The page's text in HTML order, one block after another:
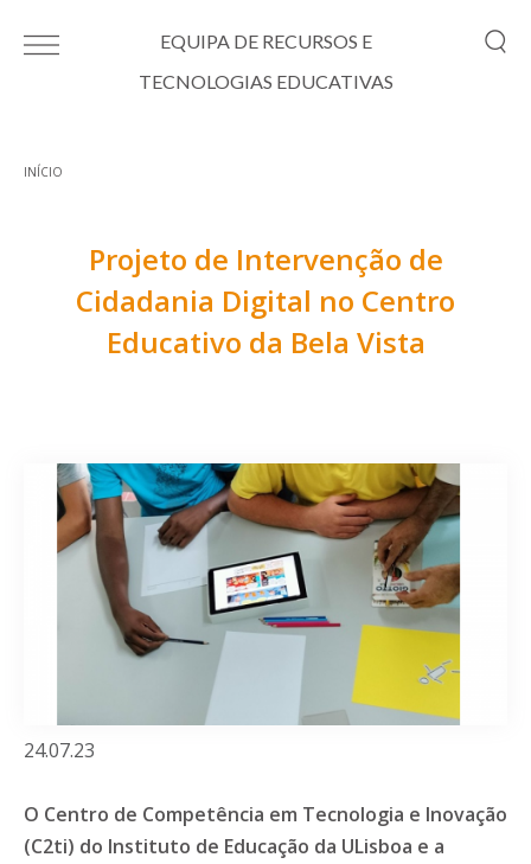
EQUIPA DE RECURSOS E
TECNOLOGIAS EDUCATIVAS
INÍCIO
Projeto de Intervenção de
Cidadania Digital no Centro
Educativo da Bela Vista
24.07.23
O Centro de Competência em Tecnologia e Inovação
(C2ti) do Instituto de Educação da ULisboa e a